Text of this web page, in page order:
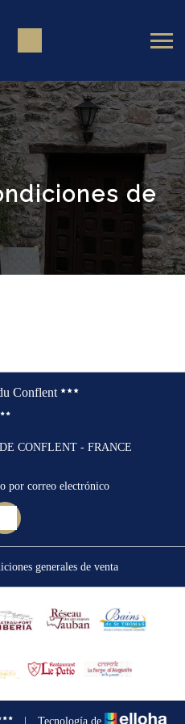
de
Conflent
CONFLENT - FRANCE
por correo electrónico
generales de venta
Tecnología de